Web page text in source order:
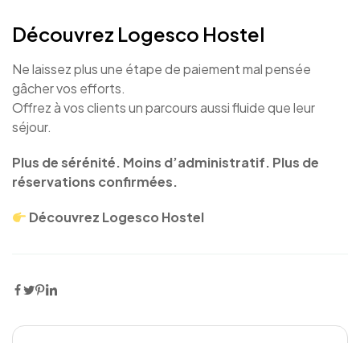
Découvrez Logesco Hostel
Ne laissez plus une étape de paiement mal pensée
gâcher vos efforts.
Offrez à vos clients un parcours aussi fluide que leur
séjour.
Plus de sérénité. Moins d’administratif. Plus de
réservations confirmées.
Découvrez Logesco Hostel